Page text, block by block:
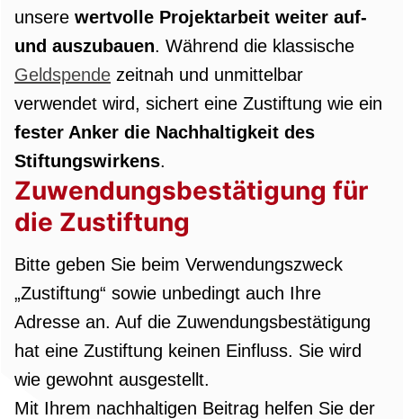
unsere wertvolle Projektarbeit weiter auf-
und auszubauen. Während die klassische
Geldspende zeitnah und unmittelbar
verwendet wird, sichert eine Zustiftung wie ein
fester Anker die Nachhaltigkeit des
Stiftungswirkens.
Zuwendungsbestätigung für
die Zustiftung
Bitte geben Sie beim Verwendungszweck
„Zustiftung“ sowie unbedingt auch Ihre
Adresse an. Auf die Zuwendungsbestätigung
hat eine Zustiftung keinen Einfluss. Sie wird
wie gewohnt ausgestellt.
Mit Ihrem nachhaltigen Beitrag helfen Sie der